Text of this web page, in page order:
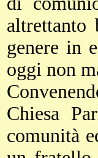
altrettanto
genere in
oggi non
Chiesa
comunità